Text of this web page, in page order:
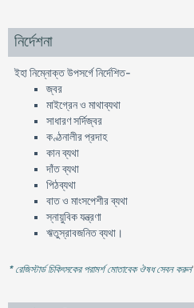
নির্দেশনা
ইহা নিম্নোক্ত উপসর্গে নির্দেশিত-
জ্বর
মাইগ্রেন ও মাথাব্যথা
সাধারণ সর্দিজ্বর
কণ্ঠনালীর প্রদাহ
কান ব্যথা
দাঁত ব্যথা
পিঠব্যথা
বাত ও মাংসপেশীর ব্যথা
স্নায়ুবিক যন্ত্রণা
ঋতুস্রাবজনিত ব্যথা।
* রেজিস্টার্ড চিকিৎসকের পরামর্শ মোতাবেক ঔষধ সেবন করুন'